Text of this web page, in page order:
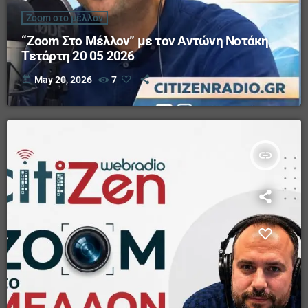
Zoom στο μέλλον
“Zoom Στο Μέλλον” με τον Αντώνη Νοτάκη
Τετάρτη 20 05 2026
today May 20, 2026 7
insert_link